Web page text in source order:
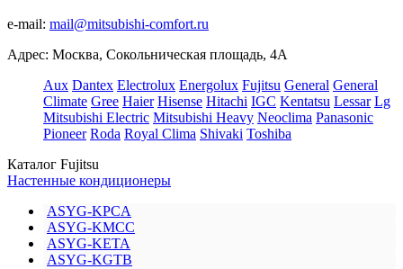
e-mail: mail@mitsubishi-comfort.ru
Адрес: Москва, Сокольническая площадь, 4А
Aux Dantex Electrolux Energolux Fujitsu General General
Climate Gree Haier Hisense Hitachi IGC Kentatsu Lessar Lg
Mitsubishi Electric Mitsubishi Heavy Neoclima Panasonic
Pioneer Roda Royal Clima Shivaki Toshiba
Каталог Fujitsu
Настенные кондиционеры
ASYG-KPCA
ASYG-KMCC
ASYG-KETA
ASYG-KGTB